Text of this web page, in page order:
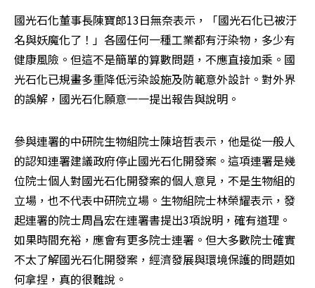
國光石化董事長陳寶郎13日無奈表示，「國光石化已被汙
名與妖魔化了！」各國任何一種工業都有汙染物，多少有
健康風險。但這不是簡單的算數問題，不應直接加乘。國
光石化已規畫多重降低污染設施及防範意外設計。對外界
的誤解，國光石化願意一一提出報告與說明。
參與連署的中研院生物組院士陳培哲表示，他是從一般人
的認知連署建議政府停止國光石化開發案。這項連署是幾
位院士個人對國光石化開發案的個人意見，不是生物組的
立場，也不代表中研院立場。生物組院士林榮耀表示，發
起連署的院士周昌宏在連署書提出3項說明，確有道理。
如果時間充裕，應會有更多院士連署。但大多數院士確實
不太了解國光石化開發案，經濟發展與環境保護的問題如
何拿捏，真的很難說。